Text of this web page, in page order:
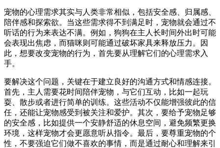
宠物的心理需求其实与人类非常相似，包括安全感、归属感、
陪伴感和探索欲。当这些需求得不到满足时，宠物就会通过不
听话的行为来表达不满。例如，狗狗在主人长时间外出时可能
会表现出焦虑，而猫咪则可能通过破坏家具来释放压力。因
此，想要改变宠物的行为，首先要从理解它们的心理需求入
手。
要解决这个问题，关键在于建立良好的沟通方式和情感连接。
首先，主人需要花时间陪伴宠物，与它们互动，比如一起玩
耍、散步或者进行简单的训练。这些活动不仅能增强彼此的信
任，还能让宠物感受到被关注和爱护。其次，要给予宠物足够
的安全感，比如提供一个安静舒适的休息空间，避免频繁更换
环境，这样宠物才会更愿意听从指令。最后，要尊重宠物的个
性，不要强迫它们做不喜欢的事情，而是通过耐心和理解来引